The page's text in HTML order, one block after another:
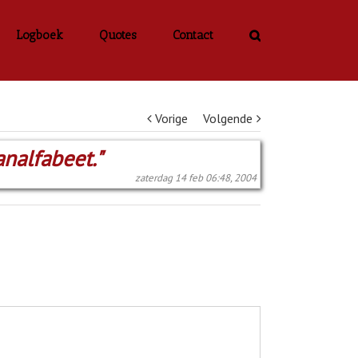
Logboek Quotes Contact
Vorige Volgende
zaterdag 14 feb 06:48, 2004